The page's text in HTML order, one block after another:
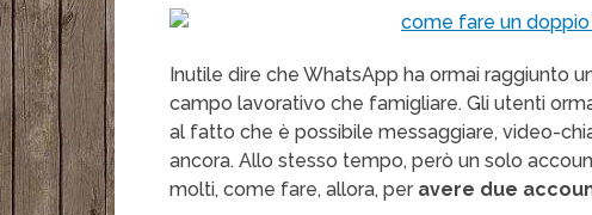
Inutile dire che WhatsApp ha ormai raggiunto
campo lavorativo che famigliare. Gli utenti
al fatto che è possibile messaggiare, video-
ancora. Allo stesso tempo, però un solo
molti, come fare, allora, per avere due